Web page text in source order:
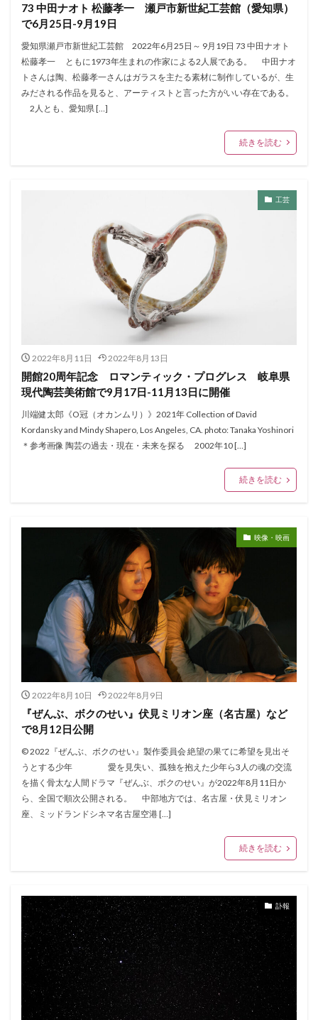
73 中田ナオト 松藤孝一 瀬戸市新世紀工芸館（愛知県）
で6月25日-9月19日
愛知県瀬戸市新世紀工芸館 2022年6月25日～ 9月19日 73 中田ナオト
松藤孝一 ともに1973年生まれの作家による2人展である。 中田ナオ
トさんは陶、松藤孝一さんはガラスを主たる素材に制作しているが、生
みだされる作品を見ると、アーティストと言った方がいい存在である。
2人とも、愛知県 […]
続きを読む
工芸
2022年8月11日 2022年8月13日
開館20周年記念 ロマンティック・プログレス 岐阜県
現代陶芸美術館で9月17日-11月13日に開催
川端健太郎《O冠（オカンムリ）》2021年 Collection of David
Kordansky and Mindy Shapero, Los Angeles, CA. photo: Tanaka Yoshinori
＊参考画像 陶芸の過去・現在・未来を探る 2002年10 […]
続きを読む
映像・映画
2022年8月10日 2022年8月9日
『ぜんぶ、ボクのせい』伏見ミリオン座（名古屋）など
で8月12日公開
© 2022『ぜんぶ、ボクのせい』製作委員会 絶望の果てに希望を見出そ
うとする少年 愛を見失い、孤独を抱えた少年ら3人の魂の交流
を描く骨太な人間ドラマ『ぜんぶ、ボクのせい』が2022年8月11日か
ら、全国で順次公開される。 中部地方では、名古屋・伏見ミリオン
座、ミッドランドシネマ名古屋空港 […]
続きを読む
訃報